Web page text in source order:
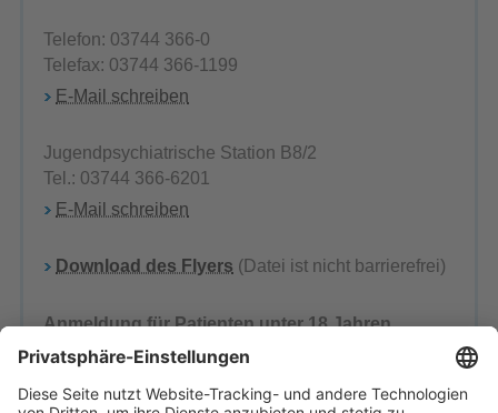
Telefon: 03744 366-0
Telefax: 03744 366-1199
E-Mail schreiben
Jugendpsychiatrische Station B8/2
Tel.: 03744 366-6201
E-Mail schreiben
Download des Flyers (Datei ist nicht barrierefrei)
Anmeldung für Patienten unter 18 Jahren
Tel.: 03744/366-4710 oder -4701